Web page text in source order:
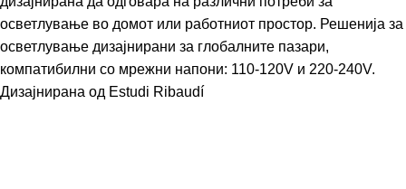
осветлување во домот или работниот простор. Решенија за
осветлување дизајнирани за глобалните пазари,
компатибилни со мрежни напони: 110-120V и 220-240V.
Дизајнирана од Estudi Ribaudí